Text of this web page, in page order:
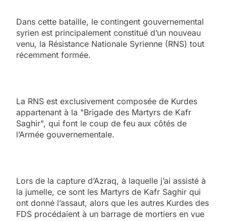
Dans cette bataille, le contingent gouvernemental
syrien est principalement constitué d’un nouveau
venu, la Résistance Nationale Syrienne (RNS) tout
récemment formée.
La RNS est exclusivement composée de Kurdes
appartenant à la "Brigade des Martyrs de Kafr
Saghir", qui font le coup de feu aux côtés de
l’Armée gouvernementale.
Lors de la capture d’Azraq, à laquelle j’ai assisté à
la jumelle, ce sont les Martyrs de Kafr Saghir qui
ont donné l’assaut, alors que les autres Kurdes des
FDS procédaient à un barrage de mortiers en vue